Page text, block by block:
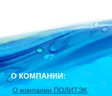
О КОМПАНИИ:
О компании ПОЛИТЭК